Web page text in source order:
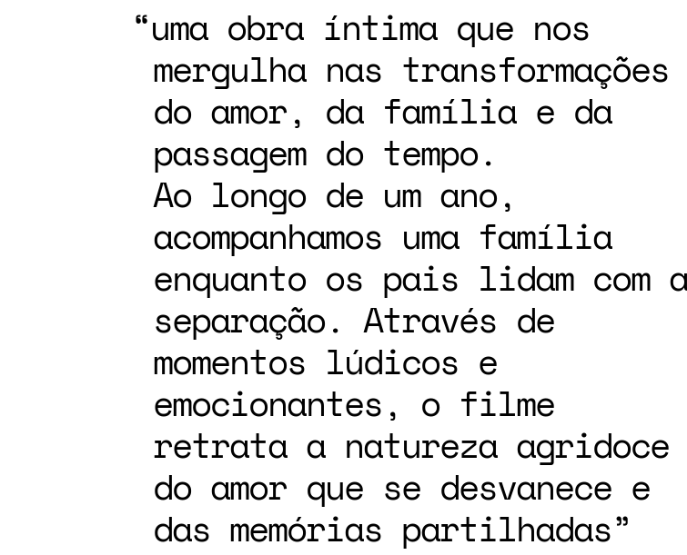
uma obra íntima que nos
mergulha nas transformações
do amor, da família e da
passagem do tempo.
Ao longo de um ano,
acompanhamos uma família
enquanto os pais lidam com a
separação. Através de
momentos lúdicos e
emocionantes, o filme
retrata a natureza agridoce
do amor que se desvanece e
das memórias partilhadas